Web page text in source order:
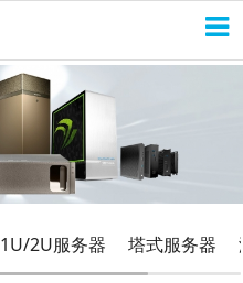
1U/2U服务器 塔式服务器